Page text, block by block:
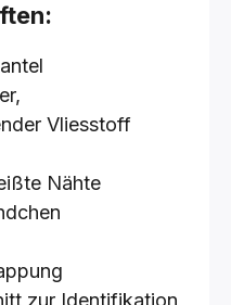
Vliesstoff
Nähte
zur Identifikation